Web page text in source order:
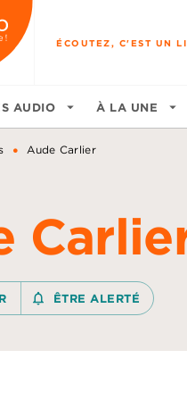
ÉCOUTEZ, C'EST UN
AUDIO arrow_drop_down À LA UNE arrow_drop_down
• Aude Carlier
notifications_none_outlined
ÊTRE ALERTÉ